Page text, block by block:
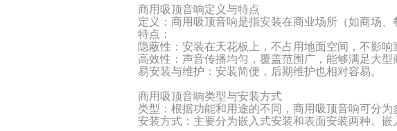
商用吸顶音响定义与特点
定义：商用吸顶音响是指安装在商业场所（如商场、
特点：
隐蔽性：安装在天花板上，不占用地面空间，不影响
高效性：声音传播均匀，覆盖范围广，能够满足大型
易安装与维护：安装简便，后期维护也相对容易。
商用吸顶音响类型与安装方式
类型：根据功能和用途的不同，商用吸顶音响可分为
安装方式：主要分为嵌入式安装和表面安装两种。嵌